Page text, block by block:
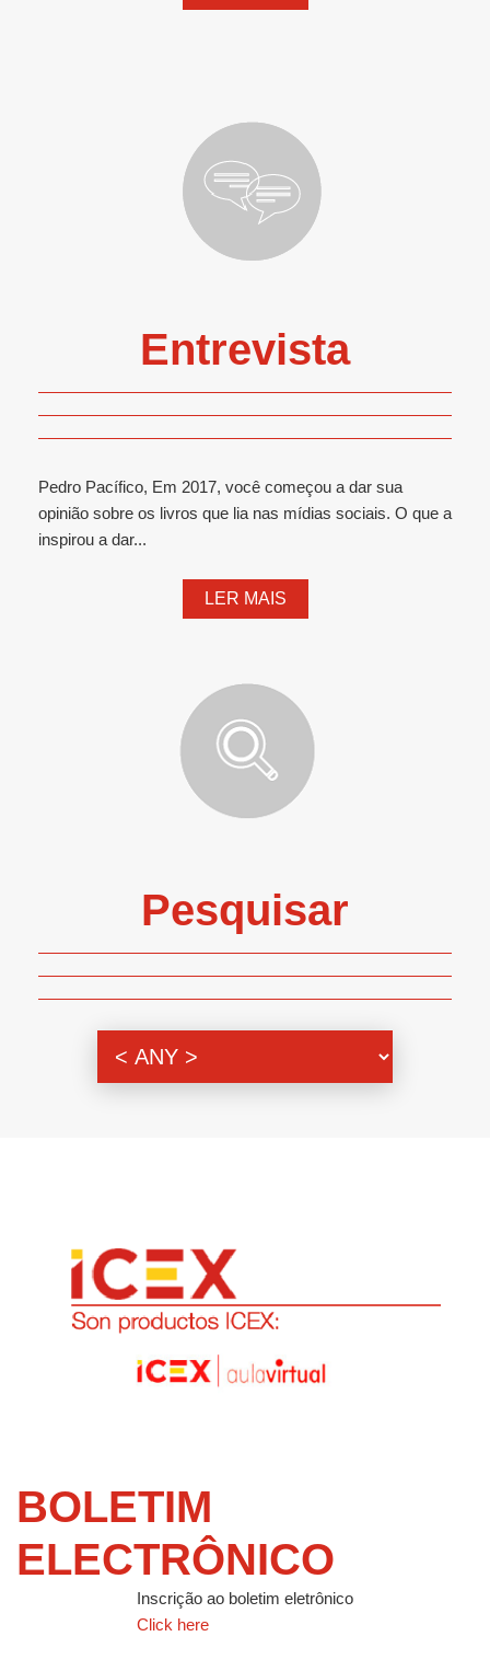
Entrevista
Pedro Pacífico, Em 2017, você começou a dar sua
opinião sobre os livros que lia nas mídias sociais. O que a
inspirou a dar...
LER MAIS
Pesquisar
BOLETIM
ELECTRÔNICO
Inscrição ao boletim eletrônico
Click here